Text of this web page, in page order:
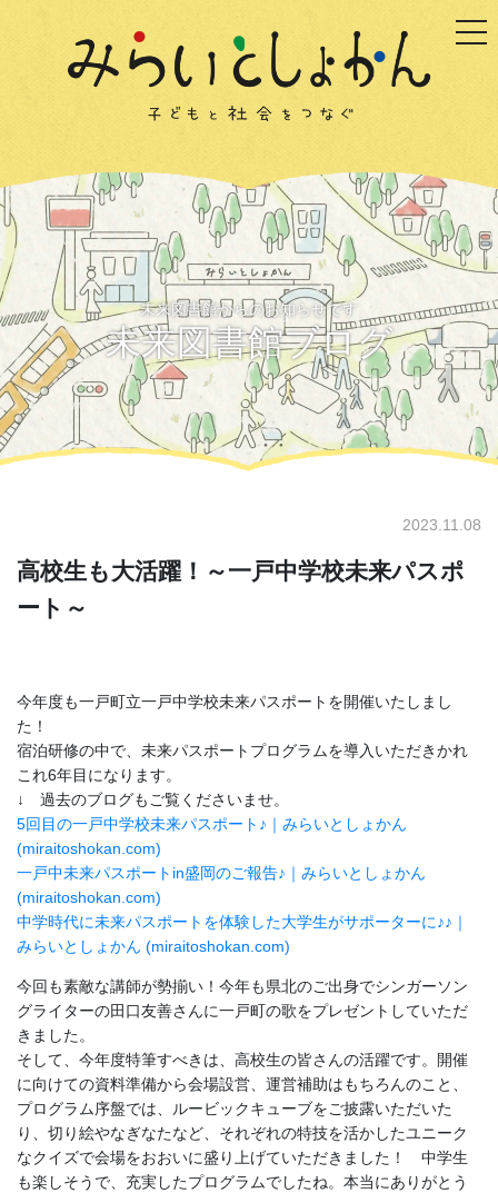
未来図書館からのお知らせです
未来図書館ブログ
2023.11.08
高校生も大活躍！～一戸中学校未来パスポ
ート～
今年度も一戸町立一戸中学校未来パスポートを開催いたしまし
た！
宿泊研修の中で、未来パスポートプログラムを導入いただきかれ
これ6年目になります。
↓ 過去のブログもご覧くださいませ。
5回目の一戸中学校未来パスポート♪｜みらいとしょかん
(miraitoshokan.com)
一戸中未来パスポートin盛岡のご報告♪｜みらいとしょかん
(miraitoshokan.com)
中学時代に未来パスポートを体験した大学生がサポーターに♪♪｜
みらいとしょかん (miraitoshokan.com)
今回も素敵な講師が勢揃い！今年も県北のご出身でシンガーソン
グライターの田口友善さんに一戸町の歌をプレゼントしていただ
きました。
そして、今年度特筆すべきは、高校生の皆さんの活躍です。開催
に向けての資料準備から会場設営、運営補助はもちろんのこと、
プログラム序盤では、ルービックキューブをご披露いただいた
り、切り絵やなぎなたなど、それぞれの特技を活かしたユニーク
なクイズで会場をおおいに盛り上げていただきました！ 中学生
も楽しそうで、充実したプログラムでしたね。本当にありがとう